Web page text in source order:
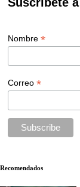
Suscríbete
Nombre*
Correo*
Recomendados